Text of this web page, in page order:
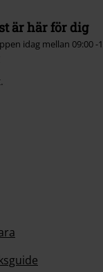
är här för dig
idag mellan 09:00 -